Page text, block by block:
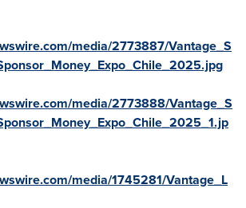
media/2773887/Vantage_S
media/2773888/Vantage_S
media/1745281/Vantage_L